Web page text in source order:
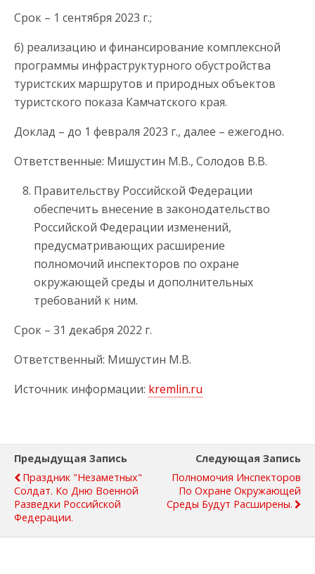
Срок – 1 сентября 2023 г.;
б) реализацию и финансирование комплексной
программы инфраструктурного обустройства
туристских маршрутов и природных объектов
туристского показа Камчатского края.
Доклад – до 1 февраля 2023 г., далее – ежегодно.
Ответственные: Мишустин М.В., Солодов В.В.
Правительству Российской Федерации
обеспечить внесение в законодательство
Российской Федерации изменений,
предусматривающих расширение
полномочий инспекторов по охране
окружающей среды и дополнительных
требований к ним.
Срок – 31 декабря 2022 г.
Ответственный: Мишустин М.В.
Источник информации: kremlin.ru
Предыдущая Запись
Праздник "незаметных"
Солдат. Ко Дню Военной
Разведки Российской
Федерации.
Следующая Запись
Полномочия Инспекторов
По Охране Окружающей
Среды Будут Расширены.